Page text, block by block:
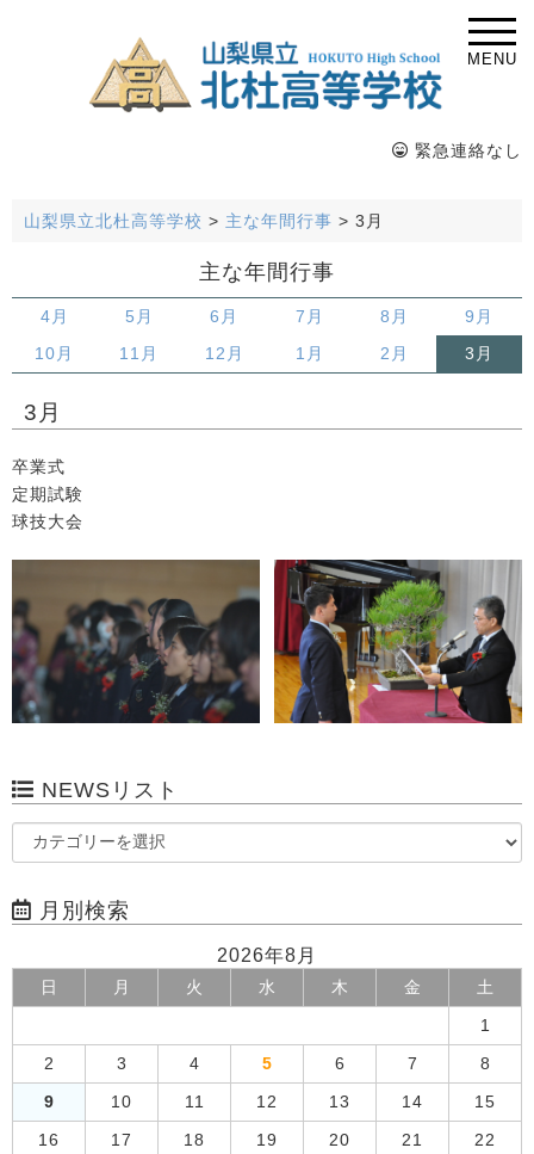
MENU
緊急連絡なし
山梨県立北杜高等学校 > 主な年間行事 > 3月
主な年間行事
4月 5月 6月 7月 8月 9月
10月 11月 12月 1月 2月 3月
3月
卒業式
定期試験
球技大会
NEWSリスト
月別検索
2026年8月
日 月 火 水 木 金 土
1
2 3 4 5 6 7 8
9 10 11 12 13 14 15
16 17 18 19 20 21 22